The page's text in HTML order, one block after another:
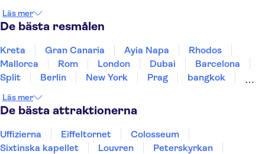
Sverige
Thailand
Läs mer
De bästa resmålen
Kreta Gran Canaria Ayia Napa
Rhodos
Mallorca
Rom London Dubai
Barcelona
Split
Berlin New York Prag
bangkok
Uppsala
Helsingborg
Läs mer
De bästa attraktionerna
Uffizierna Eiffeltornet
Colosseum
Sixtinska kapellet
Louvren
Peterskyrkan